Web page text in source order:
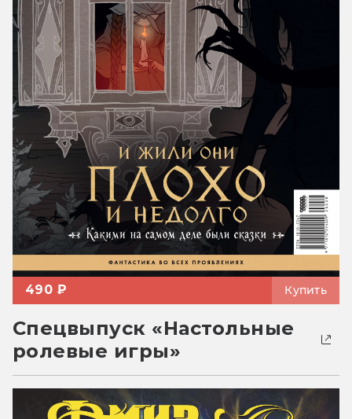
490 ₽ Купить
Спецвыпуск «Настольные
ролевые игры»